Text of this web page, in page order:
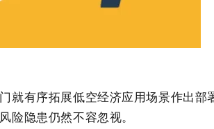
有序拓展低空经济应用场景作出部
险隐患仍然不容忽视。